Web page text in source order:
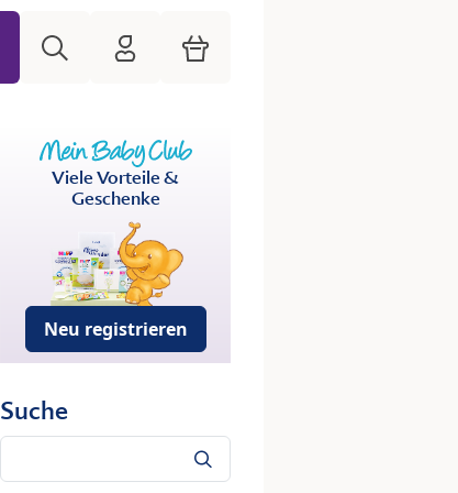
HiPP Mein Babyclub
Warenkorb
Viele Vorteile &
Geschenke
Neu registrieren
Suche